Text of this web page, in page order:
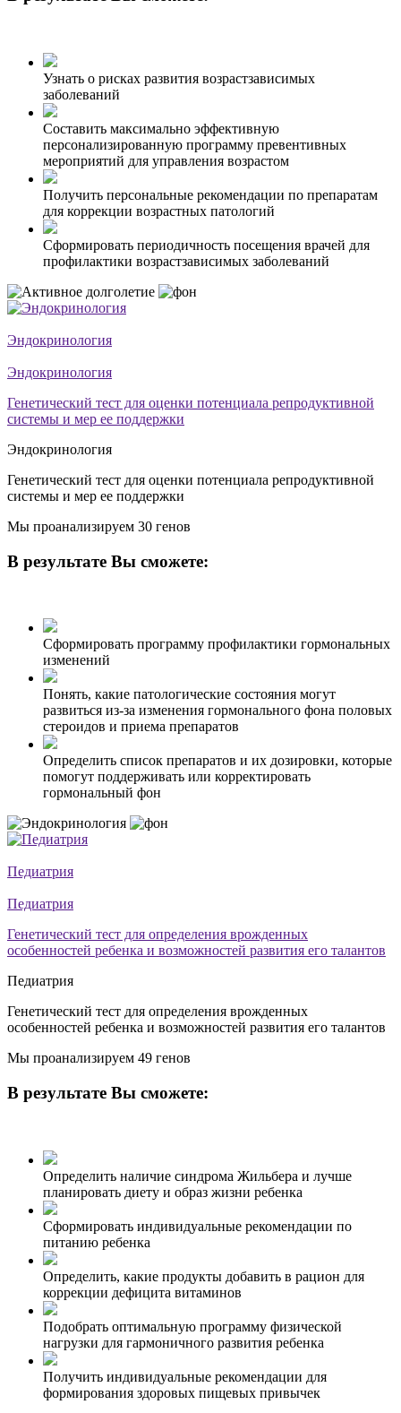
Узнать о рисках развития возрастзависимых
заболеваний
Составить максимально эффективную
персонализированную программу превентивных
мероприятий для управления возрастом
Получить персональные рекомендации по препаратам
для коррекции возрастных патологий
Сформировать периодичность посещения врачей для
профилактики возрастзависимых заболеваний
Эндокринология
Эндокринология
Генетический тест для оценки потенциала репродуктивной
системы и мер ее поддержки
Эндокринология
Генетический тест для оценки потенциала репродуктивной
системы и мер ее поддержки
Мы проанализируем 30 генов
В результате Вы сможете:
Сформировать программу профилактики гормональных
изменений
Понять, какие патологические состояния могут
развиться из-за изменения гормонального фона половых
стероидов и приема препаратов
Определить список препаратов и их дозировки, которые
помогут поддерживать или корректировать
гормональный фон
Педиатрия
Педиатрия
Генетический тест для определения врожденных
особенностей ребенка и возможностей развития его талантов
Педиатрия
Генетический тест для определения врожденных
особенностей ребенка и возможностей развития его талантов
Мы проанализируем 49 генов
В результате Вы сможете:
Определить наличие синдрома Жильбера и лучше
планировать диету и образ жизни ребенка
Сформировать индивидуальные рекомендации по
питанию ребенка
Определить, какие продукты добавить в рацион для
коррекции дефицита витаминов
Подобрать оптимальную программу физической
нагрузки для гармоничного развития ребенка
Получить индивидуальные рекомендации для
формирования здоровых пищевых привычек